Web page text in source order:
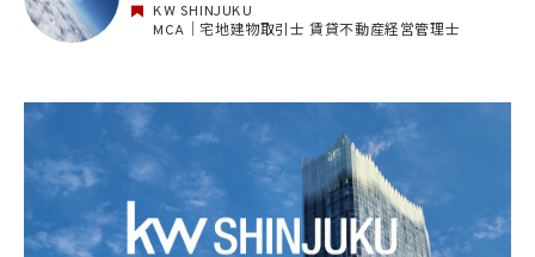
3. 個人情報利用目的の変更
4. 個人情報利用の制限
4.1 当社は、個人情報保護法その他の法令により許容される場合を除き、本人の同意を得
ず、利用目的の達成に必要な範囲を超えて個人情報を取り扱いません。但し、次の場合は
この限りではありません。
(1) 法令に基づく場合
(2) 人の生命、身体又は財産の保護のために必要がある場合であって、本人の同意を得
ることが困難であるとき
KW SHINJUKU
MCA｜宅地建物取引士 賃貸不動産経営管理士